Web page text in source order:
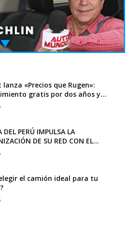
lanza «Precios que Rugen»:
gratis por dos años y...
DEL PERÚ IMPULSA LA
DE SU RED CON EL...
el camión ideal para tu